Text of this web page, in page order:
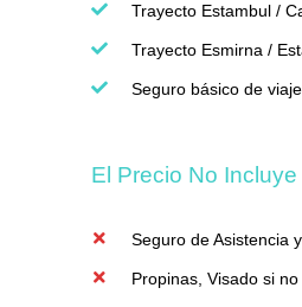
Trayecto Estambul /
Trayecto Esmirna /
Seguro básico de viaje
El Precio No Incluye
Seguro de Asistencia
Propinas, Visado si